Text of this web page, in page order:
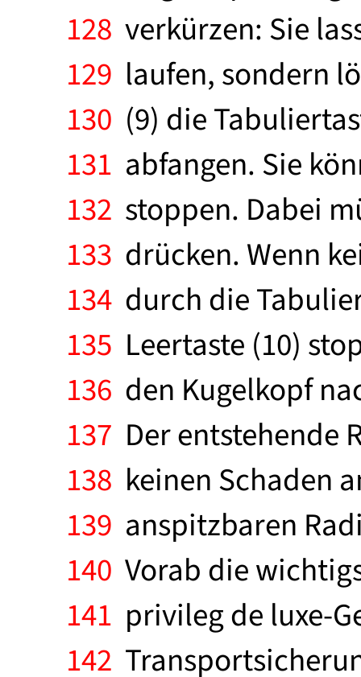
128 verkürzen: Sie
129 laufen, sondern
130 (9) die
131 abfangen. Sie
132 stoppen. Dabei
133 drücken. Wenn
134 durch die
135 Leertaste (10)
136 den Kugelkopf
137 Der entstehende
138 keinen Schaden
139 anspitzbaren
140 Vorab die
141 privileg de luxe-
142